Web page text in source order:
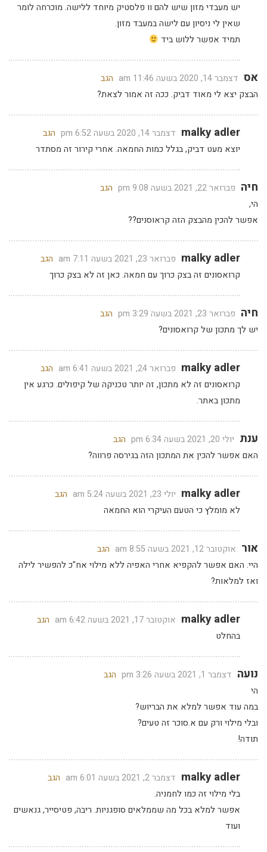
יש מעבדי מזון שיש להם וו פלסטיק מיוחד ללישה. מוכרחה לומר
שאין לי ניסיון עם לישה במעבד מזון.
תמיד אפשר ללוש ביד
אס דצמבר 14, 2020 בשעה 11:46 am
הגב
הבצק יצא לי מאוד דביק. ככה זה אמור לצאת?
malky adler דצמבר 14, 2020 בשעה 6:52 pm
הגב
יוצא מעט דביק, בגלל כמות החמאה. אחרי קירור זה מסתדר
חיה פברואר 22, 2021 בשעה 9:08 pm
הגב
הי,
אפשר להכין מהבצק הזה קראוסנים??
malky adler פברואר 23, 2021 בשעה 7:11 am
הגב
קרואסונים זה בצק כרוך עם חמאה. כאן זה לא בצק כרוך
חיה פברואר 23, 2021 בשעה 3:29 pm
הגב
יש לך מתכון של קרואסונים?
malky adler פברואר 24, 2021 בשעה 6:41 am
הגב
קרואסונים זה לא מתכון, זה יותר טכניקה של קיפולים. כרגע אין
מתכון באתר.
ענת יולי 20, 2021 בשעה 6:34 pm
הגב
האם אפשר להכין את המתכון הזה בגירסה פרווה?
malky adler יולי 23, 2021 בשעה 5:24 am
הגב
לא מומלץ כי הטעם העיקרי הוא החמאה
אור אוקטובר 12, 2021 בשעה 8:55 am
הגב
היי. האם אפשר להקפיא אחרי האפיה ללא מילוי אח"כ להפשיר לילה
ואז למלאות?
malky adler אוקטובר 17, 2021 בשעה 6:42 am
הגב
בהחלט
נועה דצמבר 1, 2021 בשעה 3:26 pm
הגב
הי
במה עוד אפשר למלא את הבריוש?
ובלי מילוי ורק עם א.סוכר זה טעים?
תודה!
malky adler דצמבר 2, 2021 בשעה 6:01 am
הגב
בלי מילוי זה כמו לחמניה.
אפשר למלא בכל מה שממלאים סופגניות. ריבה, פטיסייר, גנאשים
ועוד